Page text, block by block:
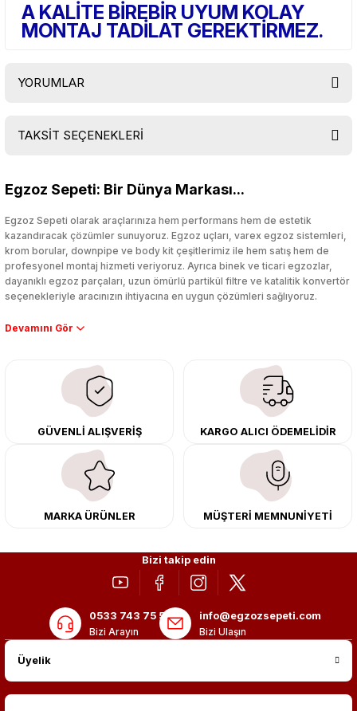
A KALİTE BİREBİR UYUM KOLAY
MONTAJ TADİLAT GEREKTİRMEZ.
YORUMLAR
TAKSİT SEÇENEKLERİ
Egzoz Sepeti: Bir Dünya Markası...
Egzoz Sepeti olarak araçlarınıza hem performans hem de estetik
kazandıracak çözümler sunuyoruz. Egzoz uçları, varex egzoz sistemleri,
krom borular, downpipe ve body kit çeşitlerimiz ile hem satış hem de
profesyonel montaj hizmeti veriyoruz. Ayrıca binek ve ticari egzozlar,
dayanıklı egzoz parçaları, uzun ömürlü partikül filtre ve katalitik konvertör
seçenekleriyle aracınızın ihtiyacına en uygun çözümleri sağlıyoruz.
Performans artışı isteyen sürücüler için özel performans egzozları ve
çıkma orijinal ürünler ile yenileyebilir, body kit uygulamalarıyla aracınızın
tasarımını ve aerodinamisini üst seviyeye taşıyabilirsiniz.
Tüm ürünlerimiz orijinal, dayanıklı ve uzun ömürlüdür. İstanbul’daki montaj
merkezimizde profesyonel montaj yapıyor, Türkiye’nin her yerine güvenli
kargo ile teslimat gerçekleştiriyoruz. Aracınıza değer katmak için doğru
adres: Egzoz Sepeti.
GÜVENLİ ALIŞVERİŞ KARGO ALICI ÖDEMELİDİR
MARKA ÜRÜNLER MÜŞTERİ MEMNUNİYETİ
Bizi takip edin
0533 743 75 56
Bizi Arayın
info@egzozsepeti.com
Bizi Ulaşın
Üyelik